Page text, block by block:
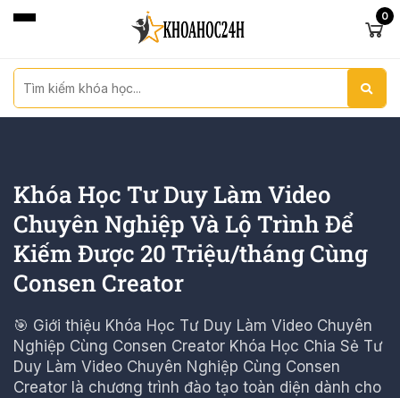
0
Khóa Học Tư Duy Làm Video
Chuyên Nghiệp Và Lộ Trình Để
Kiếm Được 20 Triệu/tháng Cùng
Consen Creator
🎯 Giới thiệu Khóa Học Tư Duy Làm Video Chuyên
Nghiệp Cùng Consen Creator Khóa Học Chia Sẻ Tư
Duy Làm Video Chuyên Nghiệp Cùng Consen
Creator là chương trình đào tạo toàn diện dành cho